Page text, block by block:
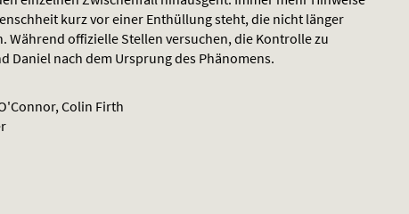
kurz vor einer Enthüllung steht, die nicht länger
Während offizielle Stellen versuchen, die Kontrolle zu
Daniel nach dem Ursprung des Phänomens.
Colin Firth